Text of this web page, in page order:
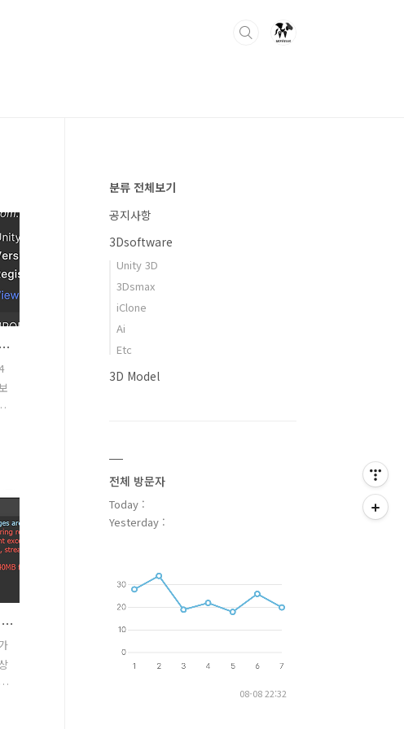
2022.1.10f1 In App Purchasing 4.1.5 version update
details?
3Ds Max Arnlod Render GPU Memory crash
분류 전체보기
공지사항
3Dsoftware
Unity 3D
3Dsmax
iClone
Ai
Etc
3D Model
전체 방문자
Today :
Yesterday :
08-08 22:32